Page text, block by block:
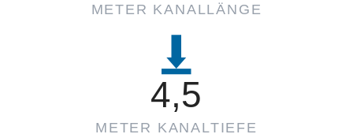
METER KANALLÄNGE
4,5
METER KANALTIEFE